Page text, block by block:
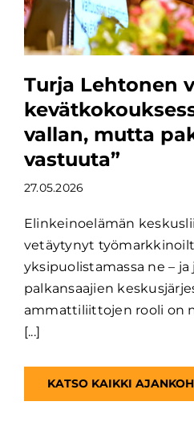
Turja Lehtonen
vallan, mutta
vastuuta”
27.05.2026
Elinkeinoelämän
vetäytynyt
yksipuolistamassa ne – ja
palkansaajien
ammattiliittojen rooli on
[...]
KATSO KAIKKI